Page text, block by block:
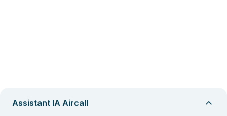
Assistant IA Aircall